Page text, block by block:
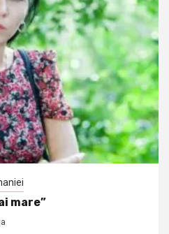
mare”